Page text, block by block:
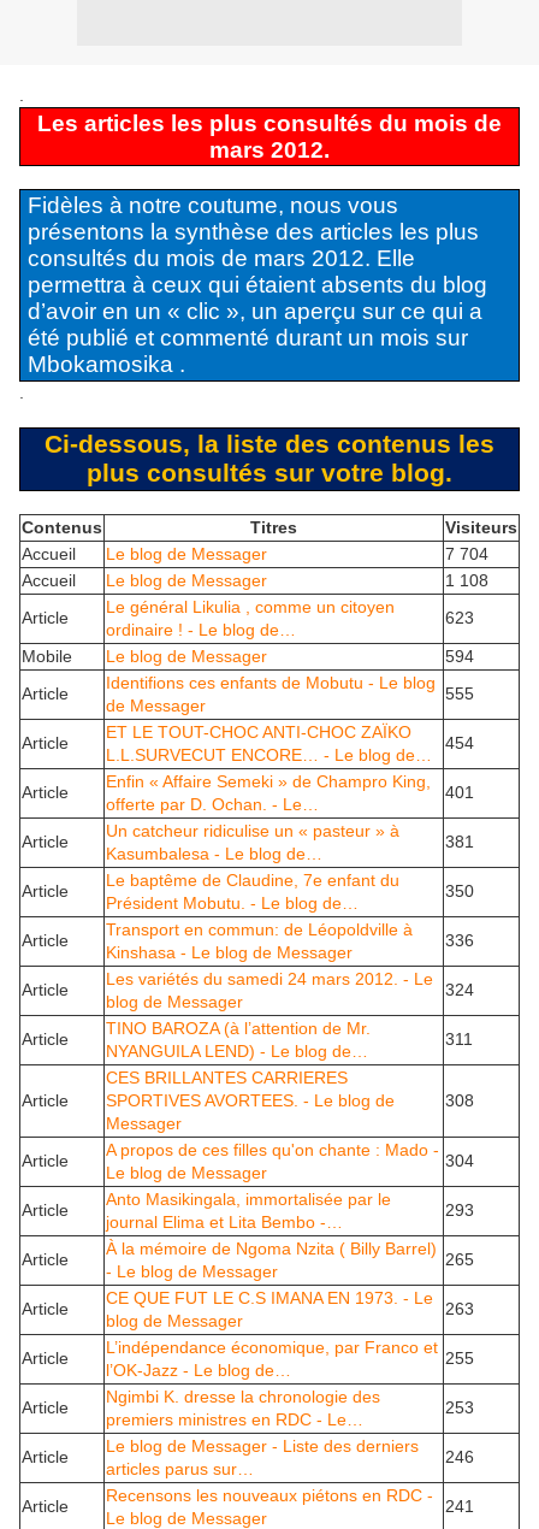
Les articles les plus consultés du mois de
mars 2012.
Fidèles à notre coutume, nous vous
présentons la synthèse des articles les plus
consultés du mois de mars 2012. Elle
permettra à ceux qui étaient absents du blog
d’avoir en un « clic », un aperçu sur ce qui a
été publié et commenté durant un mois sur
Mbokamosika .
Ci-dessous, la liste des contenus les
plus consultés sur votre blog.
Contenus Titres
Visiteurs
Accueil
Le blog de Messager
7 704
Accueil
Le blog de Messager
1 108
Article
Le général Likulia , comme un citoyen
ordinaire ! - Le blog de…
623
Mobile
Le blog de Messager
594
Article
Identifions ces enfants de Mobutu - Le blog
de Messager
555
Article
ET LE TOUT-CHOC ANTI-CHOC ZAÏKO
L.L.SURVECUT ENCORE… - Le blog de…
454
Article
Enfin « Affaire Semeki » de Champro King,
offerte par D. Ochan. - Le…
401
Article
Un catcheur ridiculise un « pasteur » à
Kasumbalesa - Le blog de…
381
Article
Le baptême de Claudine, 7e enfant du
Président Mobutu. - Le blog de…
350
Article
Transport en commun: de Léopoldville à
Kinshasa - Le blog de Messager
336
Article
Les variétés du samedi 24 mars 2012. - Le
blog de Messager
324
Article
TINO BAROZA (à l’attention de Mr.
NYANGUILA LEND) - Le blog de…
311
Article
CES BRILLANTES CARRIERES
SPORTIVES AVORTEES. - Le blog de
Messager
308
Article
A propos de ces filles qu'on chante : Mado -
Le blog de Messager
304
Article
Anto Masikingala, immortalisée par le
journal Elima et Lita Bembo -…
293
Article
À la mémoire de Ngoma Nzita ( Billy Barrel)
- Le blog de Messager
265
Article
CE QUE FUT LE C.S IMANA EN 1973. - Le
blog de Messager
263
Article
L’indépendance économique, par Franco et
l’OK-Jazz - Le blog de…
255
Article
Ngimbi K. dresse la chronologie des
premiers ministres en RDC - Le…
253
Article
Le blog de Messager - Liste des derniers
articles parus sur…
246
Article
Recensons les nouveaux piétons en RDC -
Le blog de Messager
241